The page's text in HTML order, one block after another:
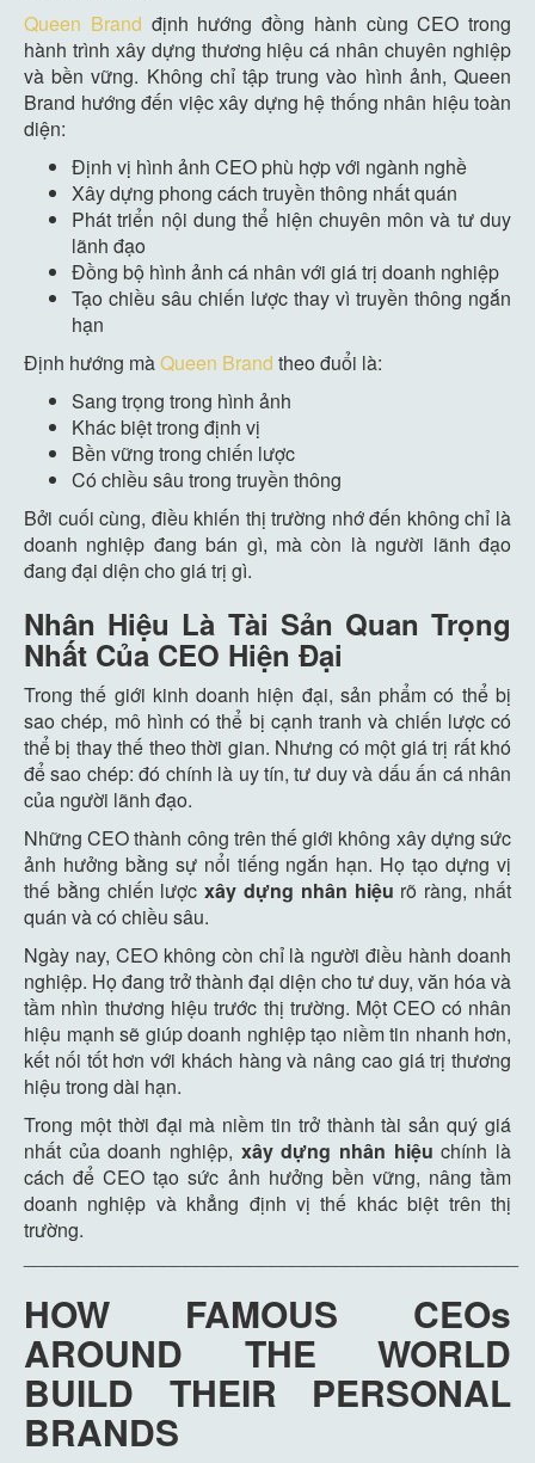
Queen Brand định hướng đồng hành cùng CEO trong
hành trình xây dựng thương hiệu cá nhân chuyên nghiệp
và bền vững. Không chỉ tập trung vào hình ảnh, Queen
Brand hướng đến việc xây dựng hệ thống nhân hiệu toàn
diện:
Định vị hình ảnh CEO phù hợp với ngành nghề
Xây dựng phong cách truyền thông nhất quán
Phát triển nội dung thể hiện chuyên môn và tư duy
lãnh đạo
Đồng bộ hình ảnh cá nhân với giá trị doanh nghiệp
Tạo chiều sâu chiến lược thay vì truyền thông ngắn
hạn
Định hướng màQueen Brand theo đuổi là:
Sang trọng trong hình ảnh
Khác biệt trong định vị
Bền vững trong chiến lược
Có chiều sâu trong truyền thông
Bởi cuối cùng, điều khiến thị trường nhớ đến không chỉ là
doanh nghiệp đang bán gì, mà còn là người lãnh đạo
đang đại diện cho giá trị gì.
Nhân Hiệu Là Tài Sản Quan Trọng
Nhất Của CEO Hiện Đại
Trong thế giới kinh doanh hiện đại, sản phẩm có thể bị
sao chép, mô hình có thể bị cạnh tranh và chiến lược có
thể bị thay thế theo thời gian. Nhưng có một giá trị rất khó
để sao chép: đó chính là uy tín, tư duy và dấu ấn cá nhân
của người lãnh đạo.
Những CEO thành công trên thế giới không xây dựng sức
ảnh hưởng bằng sự nổi tiếng ngắn hạn. Họ tạo dựng vị
thế bằng chiến lượcxây dựng nhân hiệu rõ ràng, nhất
quán và có chiều sâu.
Ngày nay, CEO không còn chỉ là người điều hành doanh
nghiệp. Họ đang trở thành đại diện cho tư duy, văn hóa và
tầm nhìn thương hiệu trước thị trường. Một CEO có nhân
hiệu mạnh sẽ giúp doanh nghiệp tạo niềm tin nhanh hơn,
kết nối tốt hơn với khách hàng và nâng cao giá trị thương
hiệu trong dài hạn.
Trong một thời đại mà niềm tin trở thành tài sản quý giá
nhất của doanh nghiệp, xây dựng nhân hiệu chính là
cách để CEO tạo sức ảnh hưởng bền vững, nâng tầm
doanh nghiệp và khẳng định vị thế khác biệt trên thị
trường.
HOW FAMOUS CEOs
AROUND THE WORLD
BUILD THEIR PERSONAL
BRANDS